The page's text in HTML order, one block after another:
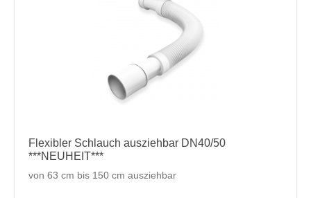
Flexibler Schlauch ausziehbar DN40/50
***NEUHEIT***
von 63 cm bis 150 cm ausziehbar